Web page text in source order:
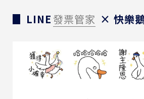
▊ LINE 發票管家 × 快樂